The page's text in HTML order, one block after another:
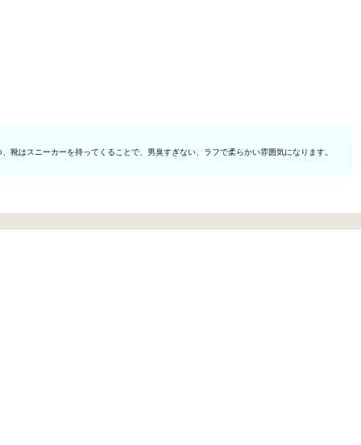
はスニーカーを持ってくることで、男臭すぎない、ラフで柔らかい雰囲気になります。